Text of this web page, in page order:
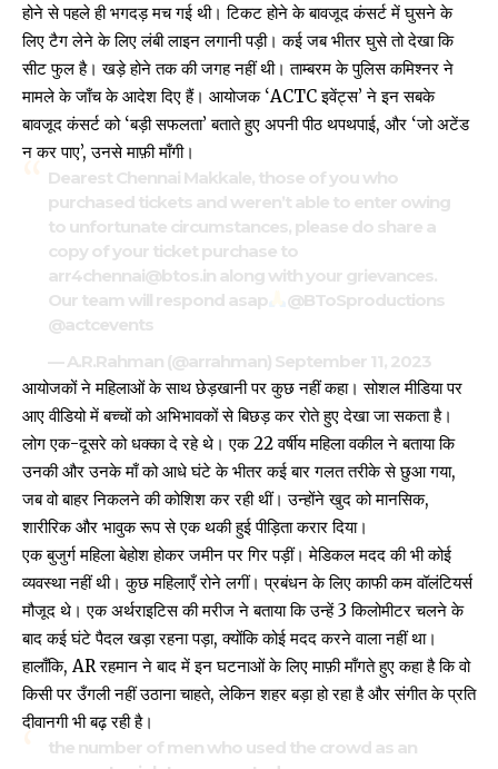
होने से पहले ही भगदड़ मच गई थी। टिकट होने के बावजूद कंसर्ट में घुसने के
लिए टैग लेने के लिए लंबी लाइन लगानी पड़ी। कई जब भीतर घुसे तो देखा कि
सीट फुल है। खड़े होने तक की जगह नहीं थी। ताम्बरम के पुलिस कमिश्नर ने
मामले के जाँच के आदेश दिए हैं। आयोजक ‘ACTC इवेंट्स’ ने इन सबके
बावजूद कंसर्ट को ‘बड़ी सफलता’ बताते हुए अपनी पीठ थपथपाई, और ‘जो अटेंड
न कर पाए’, उनसे माफ़ी माँगी।
Dearest Chennai Makkale, those of you who
purchased tickets and weren’t able to enter owing
to unfortunate circumstances, please do share a
copy of your ticket purchase to
arr4chennai@btos.in along with your grievances.
Our team will respond asap
@BToSproductions
@actcevents
— A.R.Rahman (@arrahman) September 11, 2023
आयोजकों ने महिलाओं के साथ छेड़खानी पर कुछ नहीं कहा। सोशल मीडिया पर
आए वीडियो में बच्चों को अभिभावकों से बिछड़ कर रोते हुए देखा जा सकता है।
लोग एक-दूसरे को धक्का दे रहे थे। एक 22 वर्षीय महिला वकील ने बताया कि
उनकी और उनके माँ को आधे घंटे के भीतर कई बार गलत तरीके से छुआ गया,
जब वो बाहर निकलने की कोशिश कर रही थीं। उन्होंने खुद को मानसिक,
शारीरिक और भावुक रूप से एक थकी हुई पीड़िता करार दिया।
एक बुजुर्ग महिला बेहोश होकर जमीन पर गिर पड़ीं। मेडिकल मदद की भी कोई
व्यवस्था नहीं थी। कुछ महिलाएँ रोने लगीं। प्रबंधन के लिए काफी कम वॉलंटियर्स
मौजूद थे। एक अर्थराइटिस की मरीज ने बताया कि उन्हें 3 किलोमीटर चलने के
बाद कई घंटे पैदल खड़ा रहना पड़ा, क्योंकि कोई मदद करने वाला नहीं था।
हालाँकि, AR रहमान ने बाद में इन घटनाओं के लिए माफ़ी माँगते हुए कहा है कि वो
किसी पर उँगली नहीं उठाना चाहते, लेकिन शहर बड़ा हो रहा है और संगीत के प्रति
दीवानगी भी बढ़ रही है।
the number of men who used the crowd as an